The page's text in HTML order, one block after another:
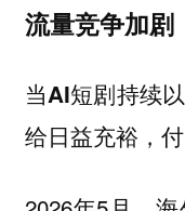
流量竞争加剧
当AI短剧持续
给日益充裕，